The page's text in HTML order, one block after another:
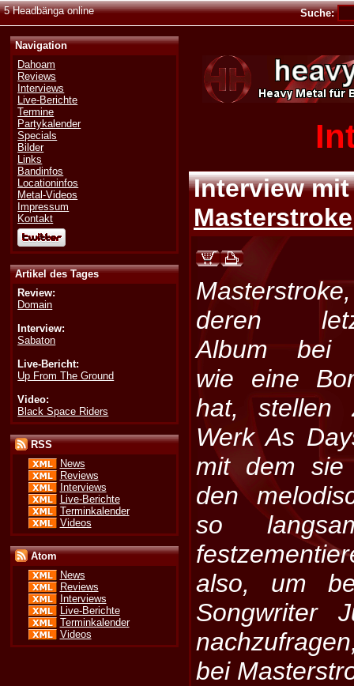
5 Headbänga online Suche:
Navigation
Dahoam
Reviews
Interviews
Live-Berichte
Termine
Partykalender
Specials
Bilder
Links
Bandinfos
Locationinfos
Metal-Videos
Impressum
Kontakt
Artikel des Tages
Review:
Domain
Interview:
Sabaton
Live-Bericht:
Up From The Ground
Video:
Black Space Riders
RSS
News
Reviews
Interviews
Live-Berichte
Terminkalender
Videos
Atom
News
Reviews
Interviews
Live-Berichte
Terminkalender
Videos
Interview mit
Masterstroke
Masterstroke,
deren
Album bei
wie eine
hat, stellen
Werk As
mit dem sie
den
so
also, um
Songwriter
bei